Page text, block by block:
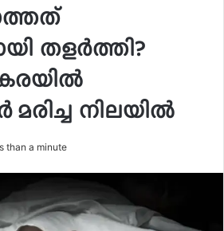
തളര്‍ത്തി?
നിലയില്‍
than a minute